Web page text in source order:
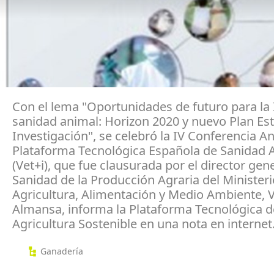
Con el lema "Oportunidades de futuro para la
sanidad animal: Horizon 2020 y nuevo Plan
Investigación", se celebró la IV Conferencia
Plataforma Tecnológica Española de Sanidad
(Vet+i), que fue clausurada por el director
Sanidad de la Producción Agraria del
Agricultura, Alimentación y Medio Ambiente,
Almansa, informa la Plataforma Tecnológica
Agricultura Sostenible en una nota en
Ganadería